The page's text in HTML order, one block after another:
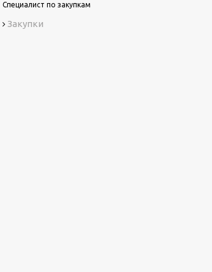
Специалист по закупкам
Закупки